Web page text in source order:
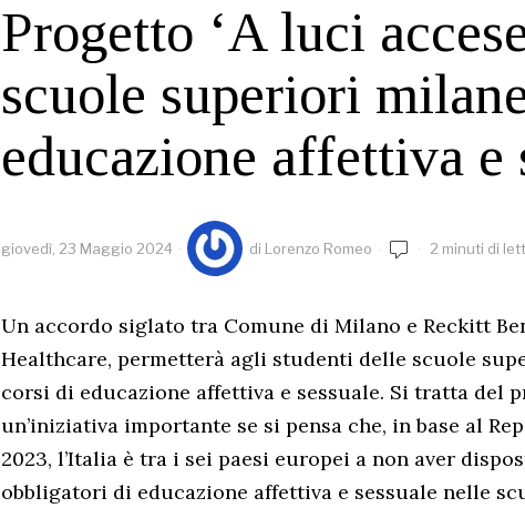
Progetto ‘A luci
scuole superiori
educazione affettiva e
giovedì, 23 Maggio 2024 di Lorenzo Romeo 2 minuti di
Un accordo siglato tra Comune di Milano e Reckitt
Healthcare, permetterà agli studenti delle scuole
corsi di educazione affettiva e sessuale. Si tratta del
un’iniziativa importante se si pensa che, in base al
2023, l’Italia è tra i sei paesi europei a non aver
obbligatori di educazione affettiva e sessuale nelle